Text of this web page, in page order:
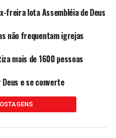
freira lota Assembléia de Deus
não frequentam igrejas
mais de 1600 pessoas
e se converte